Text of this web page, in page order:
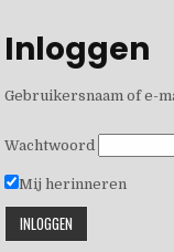
Inloggen
Gebruikersnaam of e-
Wachtwoord
Mij herinneren